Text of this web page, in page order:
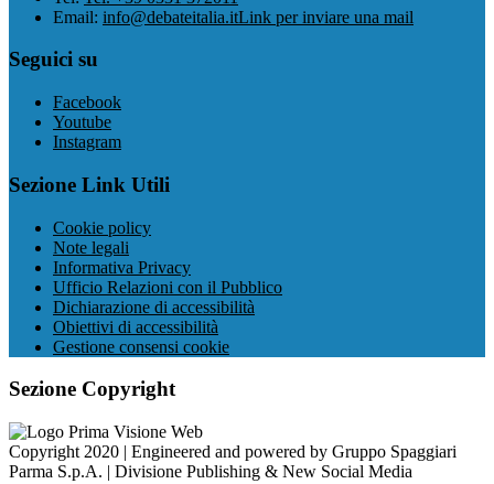
Email: info@debateitalia.itLink per inviare una mail
Seguici su
Facebook
Youtube
Instagram
Sezione Link Utili
Cookie policy
Note legali
Informativa Privacy
Ufficio Relazioni con il Pubblico
Dichiarazione di accessibilità
Obiettivi di accessibilità
Gestione consensi cookie
Sezione Copyright
Copyright 2020 | Engineered and powered by Gruppo Spaggiari
Parma S.p.A. | Divisione Publishing & New Social Media